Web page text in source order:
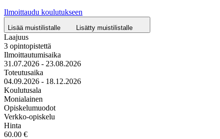
Ilmoittaudu koulutukseen
Lisää muistilistalle Lisätty muistilistalle
Laajuus
3 opintopistettä
Ilmoittautumisaika
31.07.2026 - 23.08.2026
Toteutusaika
04.09.2026 - 18.12.2026
Koulutusala
Monialainen
Opiskelumuodot
Verkko-opiskelu
Hinta
60.00 €